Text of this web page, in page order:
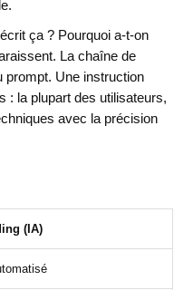
ça ? Pourquoi a-t-on
La chaîne de
prompt. Une instruction
: la plupart des utilisateurs,
avec la précision
(IA)